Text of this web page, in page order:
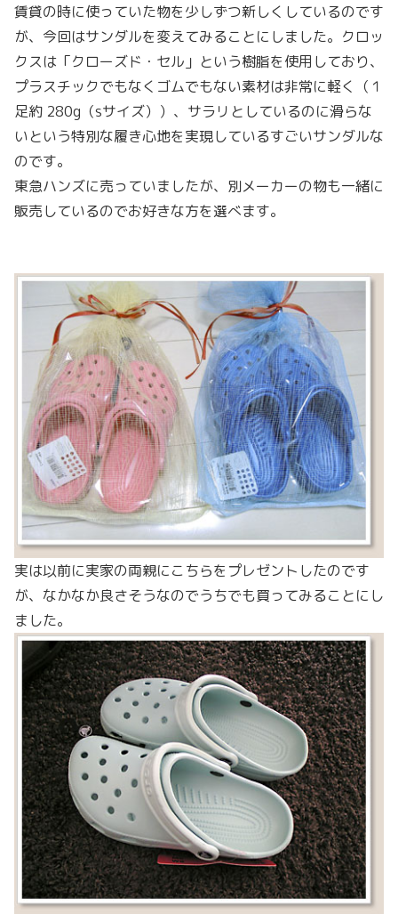
賃貸の時に使っていた物を少しずつ新しくしているのです
が、今回はサンダルを変えてみることにしました。クロッ
クスは「クローズド・セル」という樹脂を使用しており、
プラスチックでもなくゴムでもない素材は非常に軽く（１
足約 280g（sサイズ））、サラリとしているのに滑らな
いという特別な履き心地を実現しているすごいサンダルな
のです。
東急ハンズに売っていましたが、別メーカーの物も一緒に
販売しているのでお好きな方を選べます。
実は以前に実家の両親にこちらをプレゼントしたのです
が、なかなか良さそうなのでうちでも買ってみることにし
ました。